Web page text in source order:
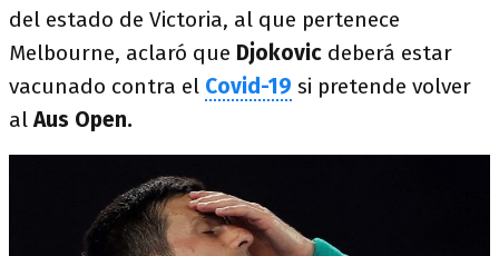
del estado de Victoria, al que pertenece
Melbourne, aclaró que Djokovic deberá estar
vacunado contra el Covid-19 si pretende volver
alAus Open.